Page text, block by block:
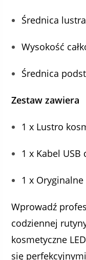
Średnica
Wysokość
Średnica
Zestaw zawiera
1 x Lustro
1 x Kabel USB
1 x
Wprowadź
codziennej
kosmetyczne
się